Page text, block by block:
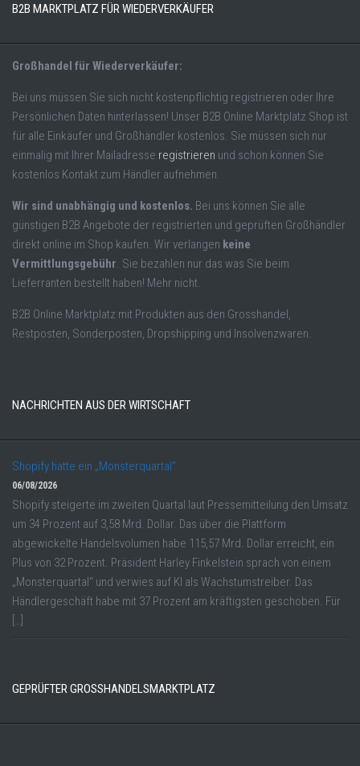
B2B MARKTPLATZ FÜR WIEDERVERKÄUFER
Großhandel für Wiederverkäufer:
Bei uns müssen Sie sich nicht kostenpflichtig registrieren oder Ihre
Persönlichen Daten hinterlassen! Unser B2B Online Marktplatz Shop ist
für alle Einkäufer und Großhändler kostenlos. Sie müssen sich nur
einmalig mit Ihrer Mailadresse registrieren und schon können Sie
kostenlos Kontakt zum Händler aufnehmen.
Wir sind unabhängig und kostenlos. Bei uns können Sie alle
günstigen B2B Angebote der registrierten und geprüften Großhändler
direkt online im Shop kaufen. Wir verlangen keine
Vermittlungsgebühr . Sie bezahlen nur das was Sie beim
Lieferranten bestellt haben! Mehr nicht.
B2B Online Marktplatz mit Produkten aus den Grosshandel,
Restposten, Sonderposten, Dropshipping und Insolvenzwaren.
NACHRICHTEN AUS DER WIRTSCHAFT
Shopify hatte ein „Monsterquartal“
06/08/2026
Shopify steigerte im zweiten Quartal laut Pressemitteilung den Umsatz
um 34 Prozent auf 3,58 Mrd. Dollar. Das über die Plattform
abgewickelte Handelsvolumen habe 115,57 Mrd. Dollar erreicht, ein
Plus von 32 Prozent. Präsident Harley Finkelstein sprach von einem
„Monsterquartal“ und verwies auf KI als Wachstumstreiber. Das
Händlergeschäft habe mit 37 Prozent am kräftigsten geschoben. Für
GEPRÜFTER GROSSHANDELSMARKTPLATZ